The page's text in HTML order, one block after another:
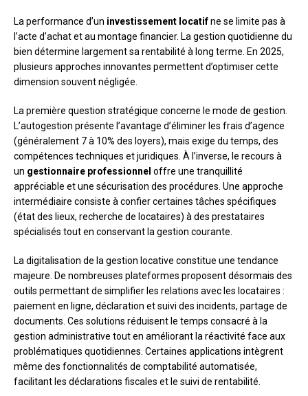
La performance d’un investissement locatifne se limite pas à
l’acte d’achat et au montage financier. La gestion quotidienne du
bien détermine largement sa rentabilité à long terme. En 2025,
plusieurs approches innovantes permettent d’optimiser cette
dimension souvent négligée.
La première question stratégique concerne le mode de gestion.
L’autogestion présente l’avantage d’éliminer les frais d’agence
(généralement 7 à 10% des loyers), mais exige du temps, des
compétences techniques et juridiques. À l’inverse, le recours à
un gestionnaire professionnel offre une tranquillité
appréciable et une sécurisation des procédures. Une approche
intermédiaire consiste à confier certaines tâches spécifiques
(état des lieux, recherche de locataires) à des prestataires
spécialisés tout en conservant la gestion courante.
La digitalisation de la gestion locative constitue une tendance
majeure. De nombreuses plateformes proposent désormais des
outils permettant de simplifier les relations avec les locataires :
paiement en ligne, déclaration et suivi des incidents, partage de
documents. Ces solutions réduisent le temps consacré à la
gestion administrative tout en améliorant la réactivité face aux
problématiques quotidiennes. Certaines applications intègrent
même des fonctionnalités de comptabilité automatisée,
facilitant les déclarations fiscales et le suivi de rentabilité.